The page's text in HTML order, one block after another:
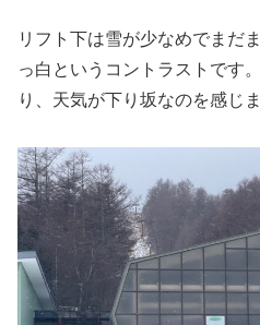
リフト下は雪が少なめでまだ
っ白というコントラストです
り、天気が下り坂なのを感じま